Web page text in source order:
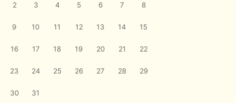
2 3 4 5 6 7 8
9 10 11 12 13 14 15
16 17 18 19 20 21 22
23 24 25 26 27 28 29
30 31